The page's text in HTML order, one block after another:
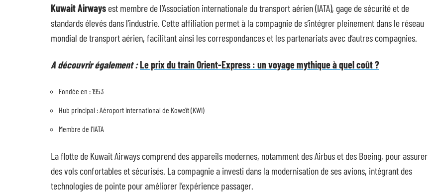
Kuwait Airways est membre de l’Association internationale du transport aérien (IATA), gage de sécurité et de
standards élevés dans l’industrie. Cette affiliation permet à la compagnie de s’intégrer pleinement dans le réseau
mondial de transport aérien, facilitant ainsi les correspondances et les partenariats avec d’autres compagnies.
A découvrir également :Le prix du train Orient-Express : un voyage mythique à quel coût ?
Fondée en : 1953
Hub principal : Aéroport international de Koweït (KWI)
Membre de l’IATA
La flotte de Kuwait Airways comprend des appareils modernes, notamment des Airbus et des Boeing, pour assurer
des vols confortables et sécurisés. La compagnie a investi dans la modernisation de ses avions, intégrant des
technologies de pointe pour améliorer l’expérience passager.